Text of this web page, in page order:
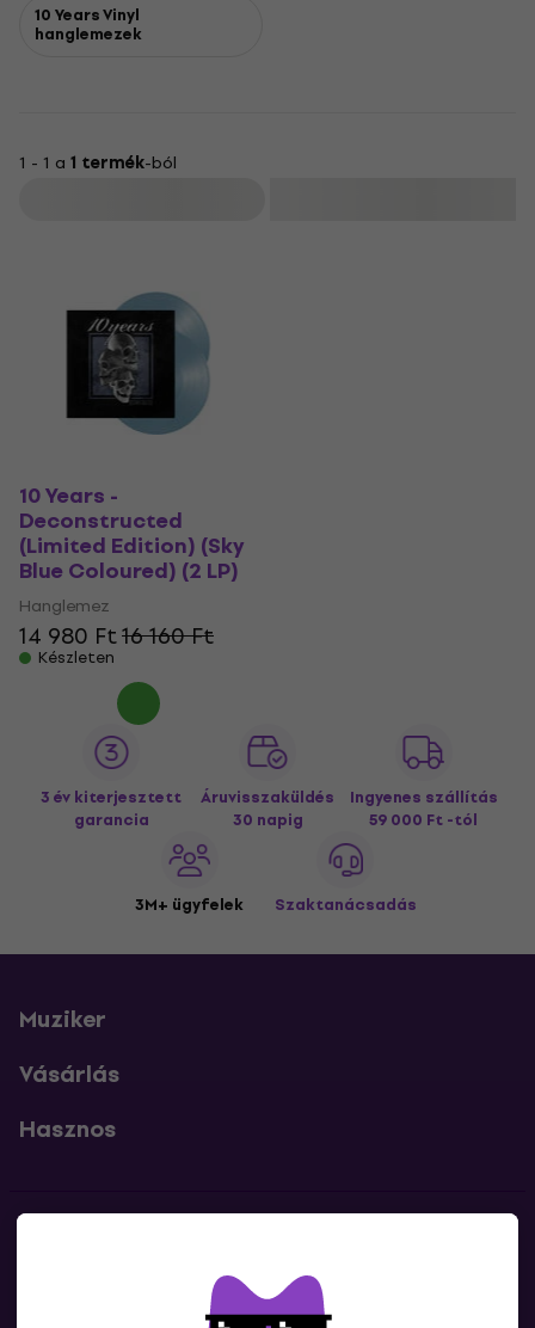
10 Years Vinyl
hanglemezek
1 - 1 a 1 termék-ból
10 Years -
Deconstructed
(Limited Edition) (Sky
Blue Coloured) (2 LP)
Hanglemez
14 980 Ft16 160 Ft
Készleten
3 év kiterjesztett
garancia
Áruvisszaküldés
30 napig
Ingyenes szállítás
59 000 Ft -tól
3M+ ügyfelek Szaktanácsadás
Muziker
Vásárlás
Hasznos
Lépj kapcsolatba velünk